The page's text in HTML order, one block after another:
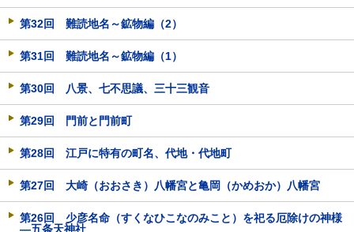
第32回 難読地名～鉱物編（2）
第31回 難読地名～鉱物編（1）
第30回 八景、七不思議、三十三観音
第29回 門前と門前町
第28回 江戸に特有の町名、代地・代地町
第27回 大崎（おおさき）八幡宮と亀岡（かめおか）八幡宮
第26回 少彦名命（すくなひこなのみこと）を祀る厄除けの神様
―五条天神社